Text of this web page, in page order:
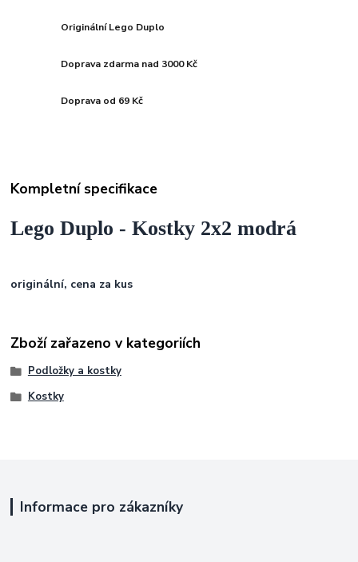
Originální Lego Duplo
Doprava zdarma nad 3000 Kč
Doprava od 69 Kč
Kompletní specifikace
Lego Duplo - Kostky 2x2 modrá
originální, cena za kus
Zboží zařazeno v kategoriích
Podložky a kostky
Kostky
Informace pro zákazníky